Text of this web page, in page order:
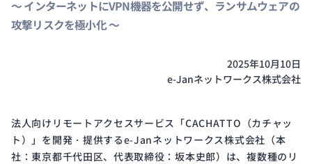
陣紹
介
and
サイ
クル
～ インターネットにVPN機器を公開せず、ランサムウェアの
攻撃リスクを極小化 ～
2025年10月10日
e-Janネットワークス株式会社
法人向けリモートアクセスサービス「CACHATTO（カチャッ
ト）」を開発・提供するe-Janネットワークス株式会社（本
社：東京都千代田区、代表取締役：坂本史郎）は、複数種のリ